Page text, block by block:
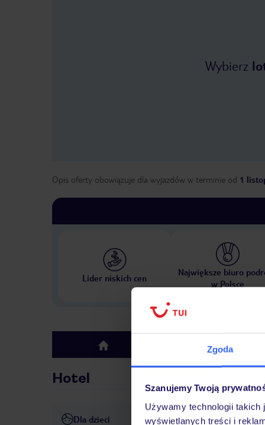
Zgoda
Szanujemy Twoją
Używamy technologii
wyświetlanych treści i
Wybierz
Opis oferty obowiązuje dla wyjazdów w terminie od 1
Lider niskich cen
Największe biuro
w Polsce
top Hotel
Hotel
Dla dzieci Basen dla dzieci